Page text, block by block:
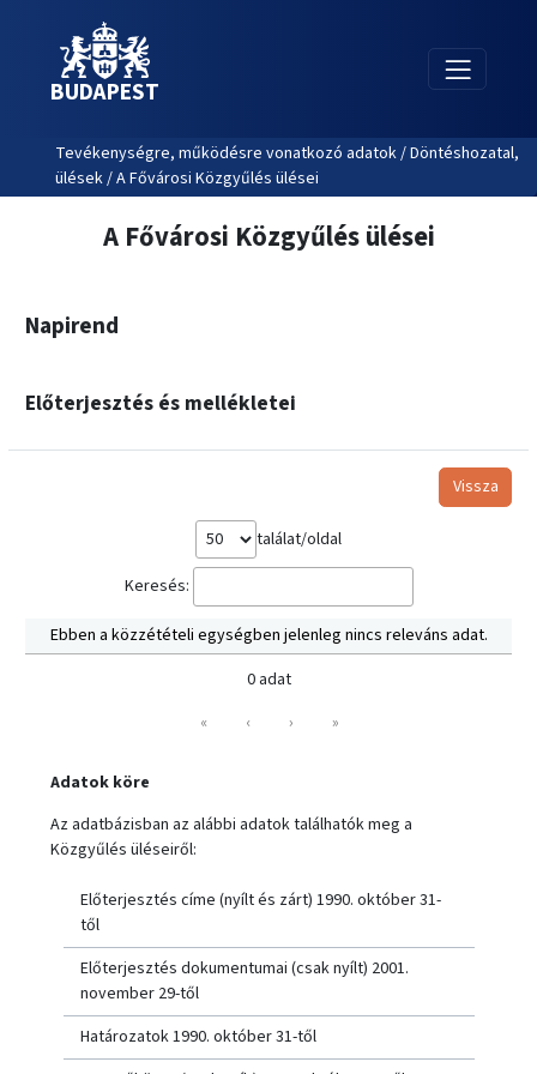
BUDAPEST
Tevékenységre, működésre vonatkozó adatok / Döntéshozatal,
ülések / A Fővárosi Közgyűlés ülései
A Fővárosi Közgyűlés ülései
Napirend
Előterjesztés és mellékletei
Vissza
találat/oldal
Keresés:
Ebben a közzétételi egységben jelenleg nincs releváns adat.
0 adat
«
‹ › »
Adatok köre
Az adatbázisban az alábbi adatok találhatók meg a
Közgyűlés üléseiről:
Előterjesztés címe (nyílt és zárt) 1990. október 31-
től
Előterjesztés dokumentumai (csak nyílt) 2001.
november 29-től
Határozatok 1990. október 31-től